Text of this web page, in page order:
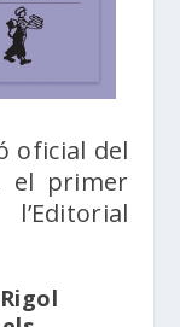
oficial del
el primer